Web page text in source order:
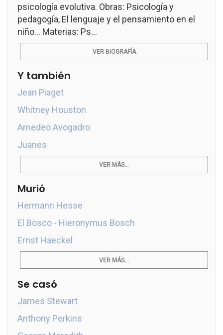
psicología evolutiva. Obras: Psicología y
pedagogía, El lenguaje y el pensamiento en el
niño... Materias: Ps...
VER BIOGRAFÍA
Y también
Jean Piaget
Whitney Houston
Amedeo Avogadro
Juanes
VER MÁS...
Murió
Hermann Hesse
El Bosco - Hieronymus Bosch
Ernst Haeckel
VER MÁS...
Se casó
James Stewart
Anthony Perkins